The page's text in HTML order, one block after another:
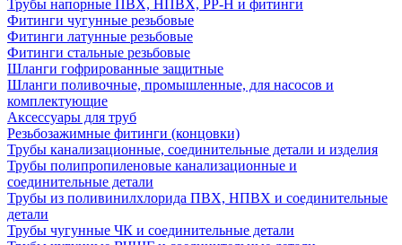
Трубы напорные ПВХ, НПВХ, PP-H и фитинги
Фитинги чугунные резьбовые
Фитинги латунные резьбовые
Фитинги стальные резьбовые
Шланги гофрированные защитные
Шланги поливочные, промышленные, для насосов и
комплектующие
Аксессуары для труб
Резьбозажимные фитинги (концовки)
Трубы канализационные, соединительные детали и изделия
Трубы полипропиленовые канализационные и
соединительные детали
Трубы из поливинилхлорида ПВХ, НПВХ и соединительные
детали
Трубы чугунные ЧК и соединительные детали